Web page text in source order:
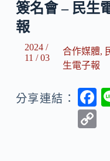
簽名會 – 民生
報
2024 /
11 / 03
合作媒體,
生電子報
分享連結：
F